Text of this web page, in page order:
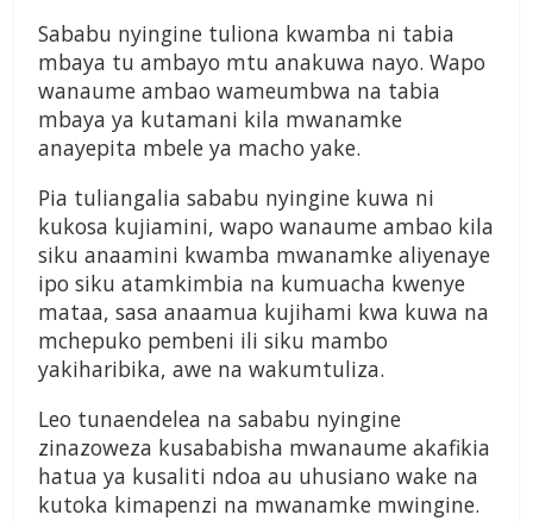
Sababu nyingine tuliona kwamba ni tabia
mbaya tu ambayo mtu anakuwa nayo. Wapo
wanaume ambao wameumbwa na tabia
mbaya ya kutamani kila mwanamke
anayepita mbele ya macho yake.
Pia tuliangalia sababu nyingine kuwa ni
kukosa kujiamini, wapo wanaume ambao kila
siku anaamini kwamba mwanamke aliyenaye
ipo siku atamkimbia na kumuacha kwenye
mataa, sasa anaamua kujihami kwa kuwa na
mchepuko pembeni ili siku mambo
yakiharibika, awe na wakumtuliza.
Leo tunaendelea na sababu nyingine
zinazoweza kusababisha mwanaume akafikia
hatua ya kusaliti ndoa au uhusiano wake na
kutoka kimapenzi na mwanamke mwingine.